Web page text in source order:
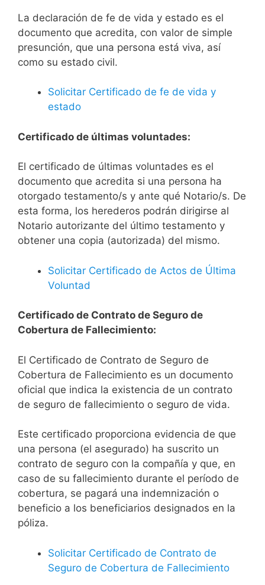
La declaración de fe de vida y estado es el
documento que acredita, con valor de simple
presunción, que una persona está viva, así
como su estado civil.
Solicitar Certificado de fe de vida y
estado
Certificado de últimas voluntades:
El certificado de últimas voluntades es el
documento que acredita si una persona ha
otorgado testamento/s y ante qué Notario/s. De
esta forma, los herederos podrán dirigirse al
Notario autorizante del último testamento y
obtener una copia (autorizada) del mismo.
Solicitar Certificado de Actos de Última
Voluntad
Certificado de Contrato de Seguro de
Cobertura de Fallecimiento:
El Certificado de Contrato de Seguro de
Cobertura de Fallecimiento es un documento
oficial que indica la existencia de un contrato
de seguro de fallecimiento o seguro de vida.
Este certificado proporciona evidencia de que
una persona (el asegurado) ha suscrito un
contrato de seguro con la compañía y que, en
caso de su fallecimiento durante el período de
cobertura, se pagará una indemnización o
beneficio a los beneficiarios designados en la
póliza.
Solicitar Certificado de Contrato de
Seguro de Cobertura de Fallecimiento